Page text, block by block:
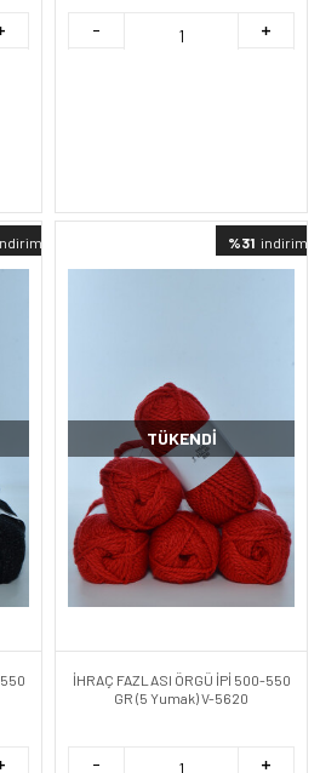
%31 indirimli
TÜKENDI
İHRAÇ FAZLASI ÖRGÜ İPİ 500-550
GR (5 Yumak) V-5620